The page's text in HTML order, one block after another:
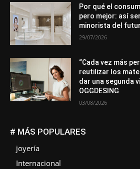
Por qué el
pero mejor: así
minorista del
29/07/2026
“Cada vez más
reutilizar los
dar una segunda
OGGDESING
03/08/2026
# MÁS POPULARES
joyería
Internacional